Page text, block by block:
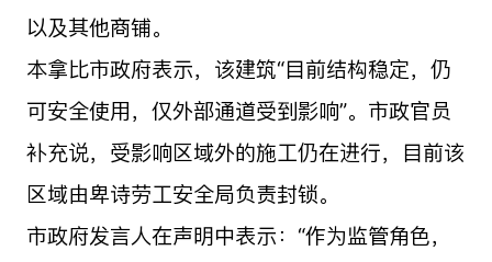
以及其他商铺。
本拿比市政府表示，该建筑“目前结构稳定，仍
可安全使用，仅外部通道受到影响”。市政官员
补充说，受影响区域外的施工仍在进行，目前该
区域由卑诗劳工安全局负责封锁。
市政府发言人在声明中表示：“作为监管角色，